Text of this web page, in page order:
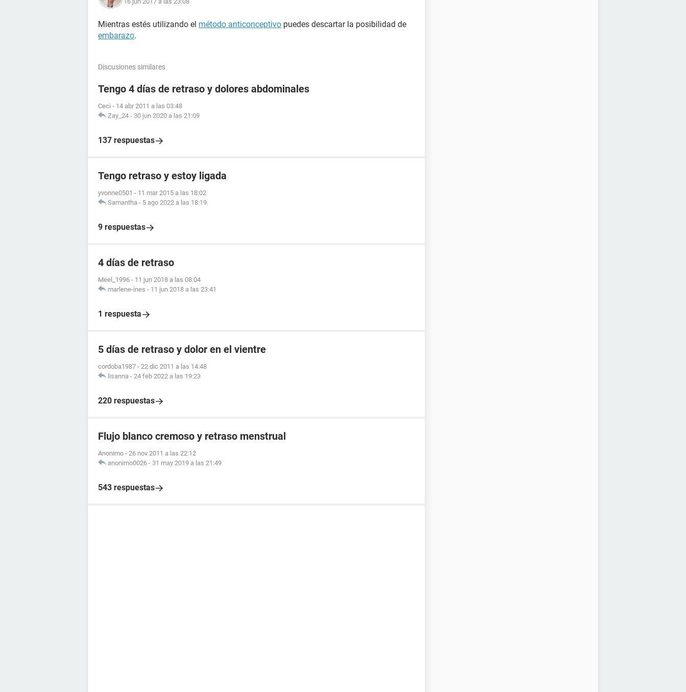
Mientras estés utilizando el método anticonceptivo puedes descartar la posibilidad de
embarazo.
Discusiones similares
Tengo 4 días de retraso y dolores abdominales
Ceci - 14 abr 2011 a las 03:48
Zay_24 - 30 jun 2020 a las 21:09
137 respuestas
Tengo retraso y estoy ligada
yvonne0501 - 11 mar 2015 a las 18:02
Samantha - 5 ago 2022 a las 18:19
9 respuestas
4 días de retraso
Meel_1996 - 11 jun 2018 a las 08:04
marlene-ines - 11 jun 2018 a las 23:41
1 respuesta
5 días de retraso y dolor en el vientre
cordoba1987 - 22 dic 2011 a las 14:48
lisanna - 24 feb 2022 a las 19:23
220 respuestas
Flujo blanco cremoso y retraso menstrual
Anonimo - 26 nov 2011 a las 22:12
anonimo0026 - 31 may 2019 a las 21:49
543 respuestas